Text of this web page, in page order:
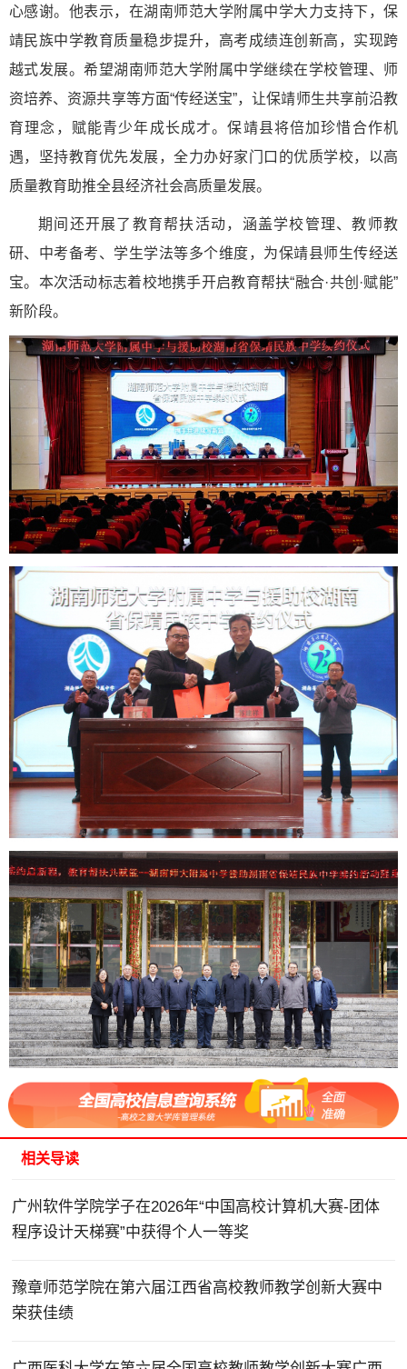
心感谢。他表示，在湖南师范大学附属中学大力支持下，保
靖民族中学教育质量稳步提升，高考成绩连创新高，实现跨
越式发展。希望湖南师范大学附属中学继续在学校管理、师
资培养、资源共享等方面“传经送宝”，让保靖师生共享前沿教
育理念，赋能青少年成长成才。保靖县将倍加珍惜合作机
遇，坚持教育优先发展，全力办好家门口的优质学校，以高
质量教育助推全县经济社会高质量发展。
期间还开展了教育帮扶活动，涵盖学校管理、教师教
研、中考备考、学生学法等多个维度，为保靖县师生传经送
宝。本次活动标志着校地携手开启教育帮扶“融合·共创·赋能”
新阶段。
相关导读
广州软件学院学子在2026年“中国高校计算机大赛-团体
程序设计天梯赛”中获得个人一等奖
豫章师范学院在第六届江西省高校教师教学创新大赛中
荣获佳绩